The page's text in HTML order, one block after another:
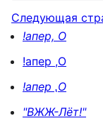
Следующая
!апер, О
!апер ,О
!апер ⹁О
"ВЖЖ-Лёт!"